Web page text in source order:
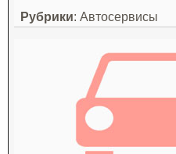
Рубрики: Автосервисы